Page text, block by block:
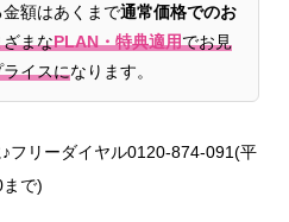
額はあくまで通常価格でのお
まなPLAN・特典適用でお見
イスになります。
フリーダイヤル0120-874-091(平
で)